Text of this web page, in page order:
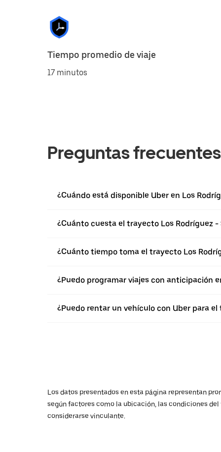
Tiempo promedio de viaje
17 minutos
Preguntas frecuentes
¿Cuándo está disponible Uber en Los
¿Cuánto cuesta el trayecto Los Rodríguez -
¿Cuánto tiempo toma el trayecto Los
¿Puedo programar viajes con anticipación
¿Puedo rentar un vehículo con Uber para
Los datos presentados en esta página representan
según factores como la ubicación, las condiciones
considerarse vinculante.